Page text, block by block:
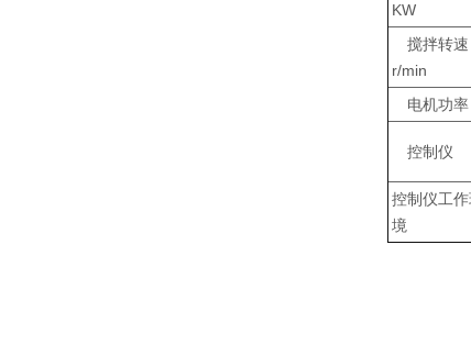
KW
搅拌转速
r/min
电机功率
控制仪
控制仪工
境